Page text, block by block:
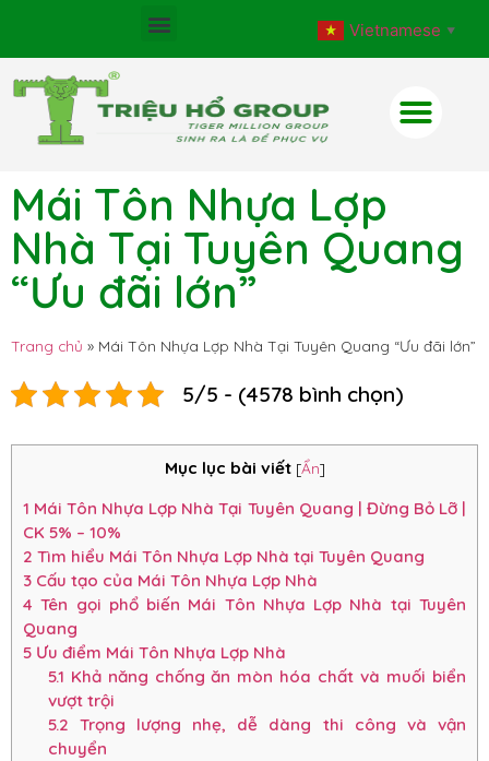
Vietnamese ▼
Mái Tôn Nhựa Lợp
Nhà Tại Tuyên Quang
“Ưu đãi lớn”
Trang chủ » Mái Tôn Nhựa Lợp Nhà Tại Tuyên Quang “Ưu đãi lớn”
5/5 - (4578 bình chọn)
Mục lục bài viết [Ẩn]
1 Mái Tôn Nhựa Lợp Nhà Tại Tuyên Quang | Đừng Bỏ Lỡ |
CK 5% – 10%
2 Tìm hiểu Mái Tôn Nhựa Lợp Nhà tại Tuyên Quang
3 Cấu tạo của Mái Tôn Nhựa Lợp Nhà
4 Tên gọi phổ biến Mái Tôn Nhựa Lợp Nhà tại Tuyên
Quang
5 Ưu điểm Mái Tôn Nhựa Lợp Nhà
5.1 Khả năng chống ăn mòn hóa chất và muối biển
vượt trội
5.2 Trọng lượng nhẹ, dễ dàng thi công và vận
chuyển